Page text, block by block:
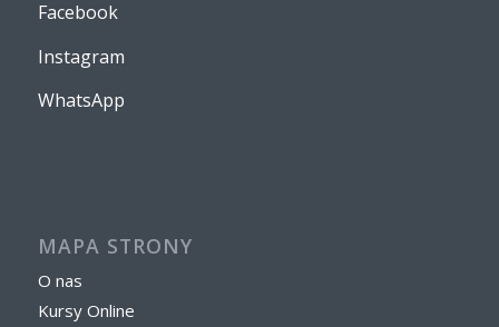
Facebook
Instagram
WhatsApp
MAPA STRONY
O nas
Kursy Online